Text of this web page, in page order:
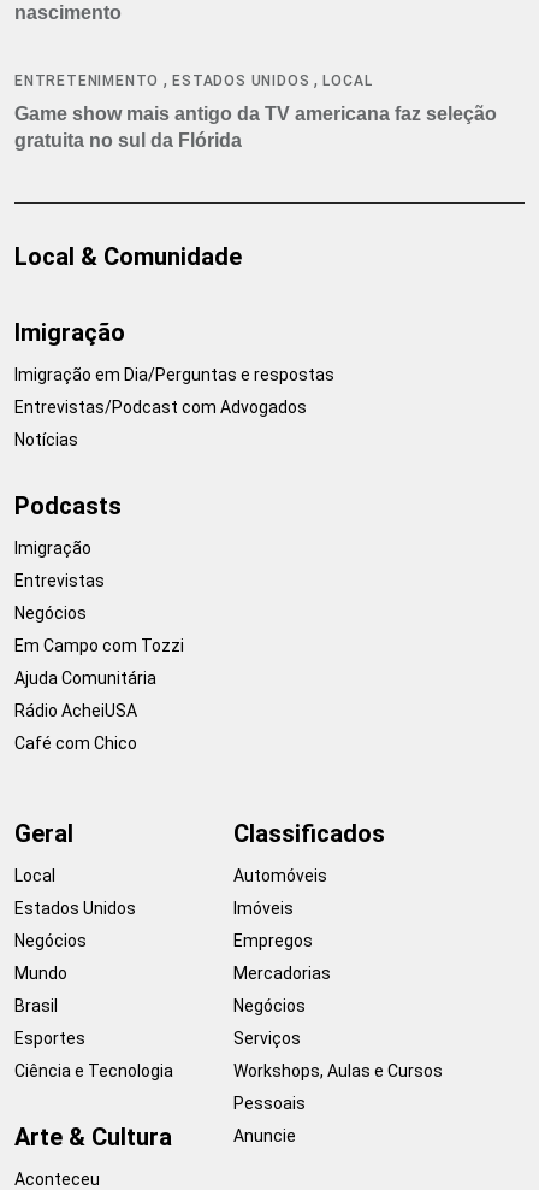
nascimento
ENTRETENIMENTO ,ESTADOS UNIDOS ,LOCAL
Game show mais antigo da TV americana faz seleção
gratuita no sul da Flórida
Local & Comunidade
Imigração
Imigração em Dia/Perguntas e respostas
Entrevistas/Podcast com Advogados
Notícias
Podcasts
Imigração
Entrevistas
Negócios
Em Campo com Tozzi
Ajuda Comunitária
Rádio AcheiUSA
Café com Chico
Geral
Local
Estados Unidos
Negócios
Mundo
Brasil
Esportes
Ciência e Tecnologia
Arte & Cultura
Aconteceu
Classificados
Automóveis
Imóveis
Empregos
Mercadorias
Negócios
Serviços
Workshops, Aulas e Cursos
Pessoais
Anuncie